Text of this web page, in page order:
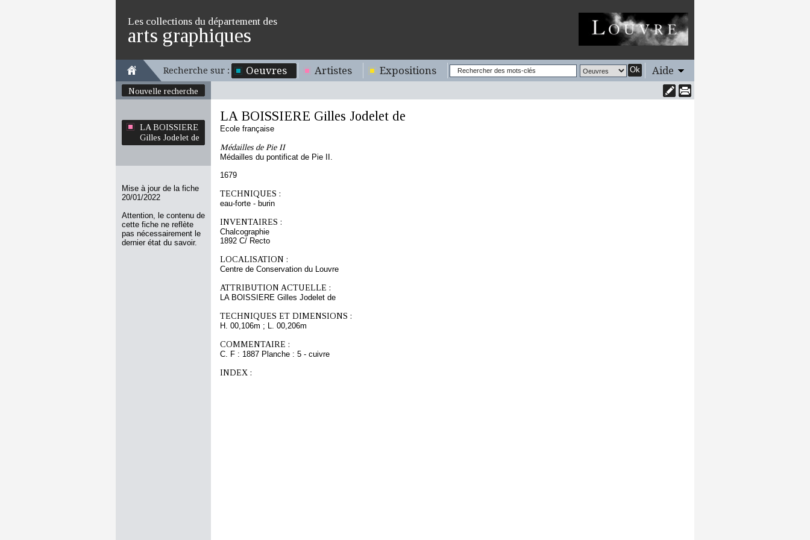
Les collections du département des
arts graphiques
Recherche sur : Oeuvres Artistes Expositions Ok Aide
Nouvelle recherche
LA BOISSIERE
Gilles Jodelet de
Mise à jour de la fiche
20/01/2022
Attention, le contenu de
cette fiche ne reflète
pas nécessairement le
dernier état du savoir.
LA BOISSIERE Gilles Jodelet de
Ecole française
Médailles de Pie II
Médailles du pontificat de Pie II.
1679
TECHNIQUES :
eau-forte - burin
INVENTAIRES :
Chalcographie
1892 C/ Recto
LOCALISATION :
Centre de Conservation du Louvre
ATTRIBUTION ACTUELLE :
LA BOISSIERE Gilles Jodelet de
TECHNIQUES ET DIMENSIONS :
H. 00,106m ; L. 00,206m
COMMENTAIRE :
C. F : 1887 Planche : 5 - cuivre
INDEX :